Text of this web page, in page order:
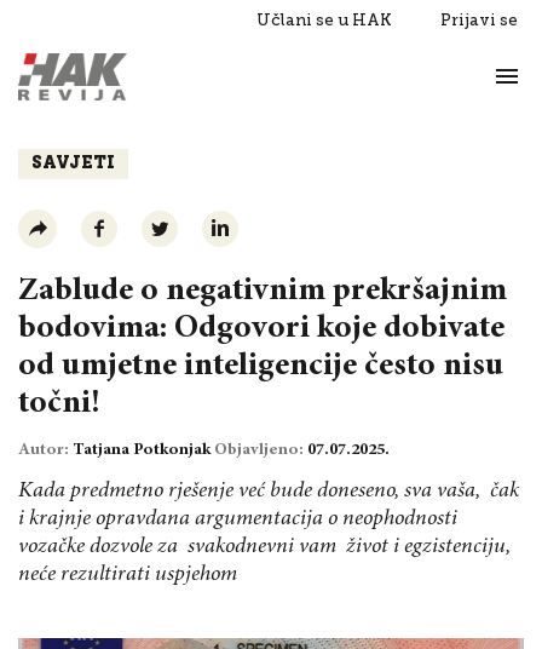
Učlani se u HAK Prijavi se
Razgovori
SAVJETI
Zablude o negativnim prekršajnim
bodovima: Odgovori koje dobivate
od umjetne inteligencije često nisu
točni!
Autor: Tatjana Potkonjak Objavljeno: 07.07.2025.
Kada predmetno rješenje već bude doneseno, sva vaša, čak
i krajnje opravdana argumentacija o neophodnosti
vozačke dozvole za svakodnevni vam život i egzistenciju,
neće rezultirati uspjehom